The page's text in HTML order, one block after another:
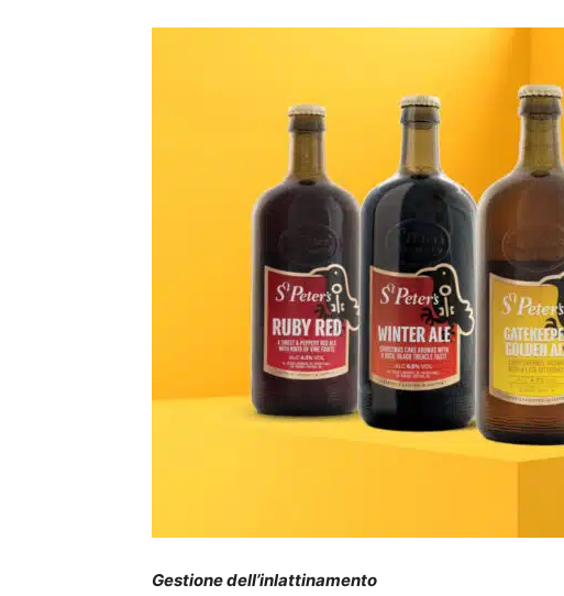
Gestione dell’inlattinamento